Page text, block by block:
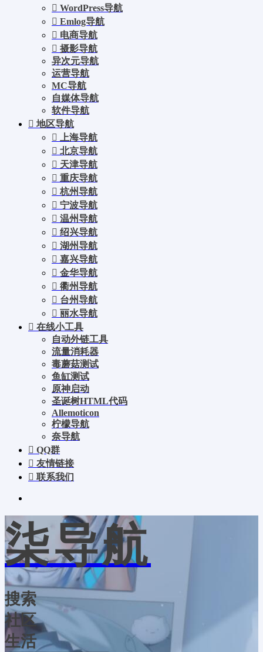
WordPress导航
Emlog导航
电商导航
摄影导航
异次元导航
运营导航
MC导航
自媒体导航
软件导航
地区导航
上海导航
北京导航
天津导航
重庆导航
杭州导航
宁波导航
温州导航
绍兴导航
湖州导航
嘉兴导航
金华导航
衢州导航
台州导航
丽水导航
在线小工具
自动外链工具
流量消耗器
毒蘑菇测试
鱼缸测试
原神启动
圣诞树HTML代码
Allemoticon
柠檬导航
奈导航
QQ群
友情链接
联系我们
柒导航
搜索
社区
生活